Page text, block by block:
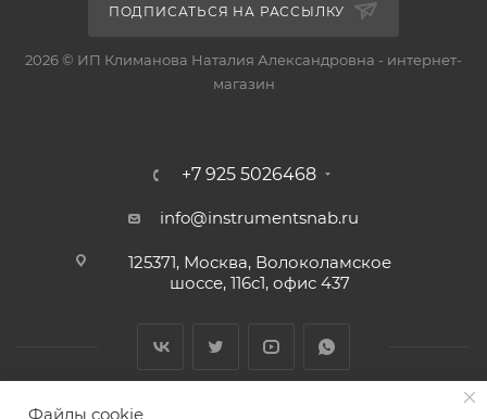
ПОДПИСАТЬСЯ НА РАССЫЛКУ
2026 © ИП Климанова Наталия Александровна - интернет-
магазин
+7 925 5026468
info@instrumentsnab.ru
125371, Москва, Волоколамское
шоссе, 116с1, офис 437
Файлы cookie